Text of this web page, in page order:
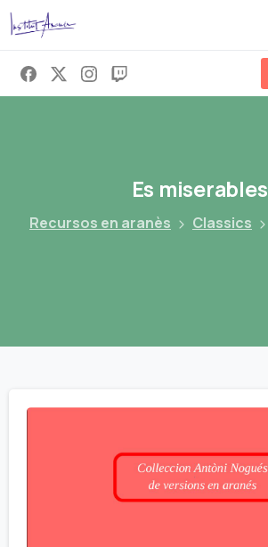
Es miserables
Recursos en aranès Classics